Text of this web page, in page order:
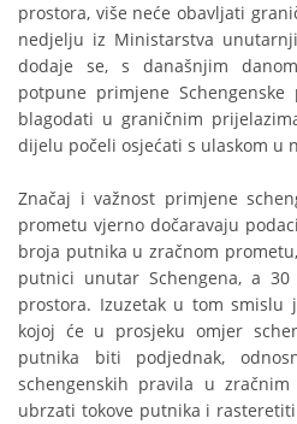
prostora, više neće obavljati
nedjelju iz Ministarstva
dodaje se, s današnjim
potpune primjene
blagodati u graničnim
dijelu počeli osjećati s ulaskom u
Značaj i važnost primjene
prometu vjerno dočaravaju
broja putnika u zračnom
putnici unutar Schengena, a 30
prostora. Izuzetak u tom smislu
kojoj će u prosjeku omjer
putnika biti podjednak,
schengenskih pravila u
ubrzati tokove putnika i